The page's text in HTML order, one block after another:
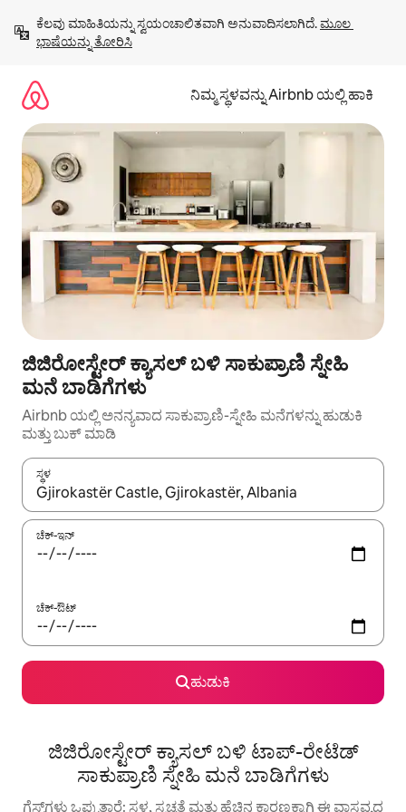
ಹೋಗಿ
ಕೆಲವು ಮಾಹಿತಿಯನ್ನು ಸ್ವಯಂಚಾಲಿತವಾಗಿ ಅನುವಾದಿಸಲಾಗಿದೆ. ಮೂಲ
ಭಾಷೆಯನ್ನು ತೋರಿಸಿ
ನಿಮ್ಮ ಸ್ಥಳವನ್ನು Airbnb ಯಲ್ಲಿ ಹಾಕಿ
ಜಿಜಿರೋಸ್ಟೇರ್ ಕ್ಯಾಸಲ್ ಬಳಿ ಸಾಕುಪ್ರಾಣಿ ಸ್ನೇಹಿ
ಮನೆ ಬಾಡಿಗೆಗಳು
Airbnb ಯಲ್ಲಿ ಅನನ್ಯವಾದ ಸಾಕುಪ್ರಾಣಿ-ಸ್ನೇಹಿ ಮನೆಗಳನ್ನು ಹುಡುಕಿ
ಮತ್ತು ಬುಕ್ ಮಾಡಿ
ಸ್ಥಳ
ಫಲಿತಾಂಶಗಳು ಲಭ್ಯವಿರುವಾಗ, ಅಪ್ ಮತ್ತು ಡೌನ್ ಬಾಣದ ಕೀಲಿಗಳೊಂದಿಗೆ
ಚೆಕ್-ಇನ್
ಚೆಕ್-ಔಟ್
ಹುಡುಕಿ
ಜಿಜಿರೋಸ್ಟೇರ್ ಕ್ಯಾಸಲ್ ಬಳಿ ಟಾಪ್-ರೇಟೆಡ್
ಸಾಕುಪ್ರಾಣಿ ಸ್ನೇಹಿ ಮನೆ ಬಾಡಿಗೆಗಳು
ಗೆಸ್ಟ್‌ಗಳು ಒಪ್ಪುತ್ತಾರೆ: ಸ್ಥಳ, ಸ್ವಚ್ಛತೆ ಮತ್ತು ಹೆಚ್ಚಿನ ಕಾರಣಕ್ಕಾಗಿ ಈ ವಾಸ್ತವ್ಯದ